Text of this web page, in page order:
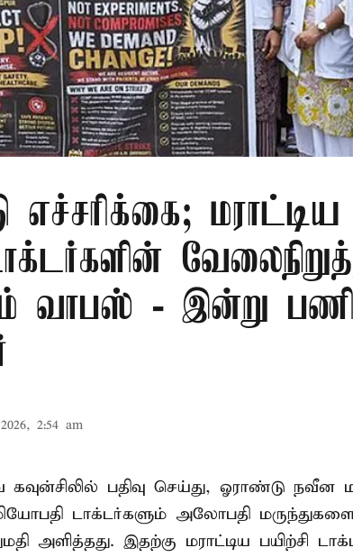
மராட்டிய
வாபஸ் - இன்று
2:54 am
கவுன்சிலில் பதிவு செய்து, ஓராண்டு நவீன
டாக்டர்களும் அலோபதி
அளித்தது. இதற்கு மராட்டிய பயிற்சி